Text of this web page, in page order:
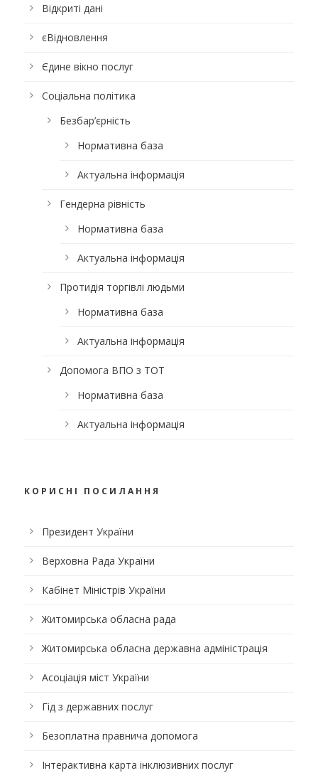
Відкриті дані
єВідновлення
Єдине вікно послуг
Соціальна політика
Безбар’єрність
Нормативна база
Актуальна інформація
Гендерна рівність
Нормативна база
Актуальна інформація
Протидія торгівлі людьми
Нормативна база
Актуальна інформація
Допомога ВПО з ТОТ
Нормативна база
Актуальна інформація
КОРИСНІ ПОСИЛАННЯ
Президент України
Верховна Рада України
Кабінет Міністрів України
Житомирська обласна рада
Житомирська обласна державна адміністрація
Асоціація міст України
Гід з державних послуг
Безоплатна правнича допомога
Інтерактивна карта інклюзивних послуг